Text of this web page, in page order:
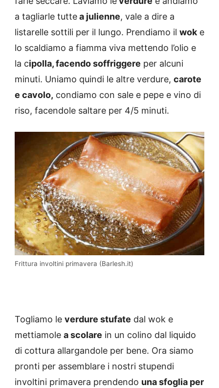
a tagliarle tuttea julienne, vale a dire a
listarelle sottili per il lungo. Prendiamo il woke
lo scaldiamo a fiamma viva mettendo l’olio e
la cipolla, facendo soffriggere per alcuni
minuti. Uniamo quindi le altre verdure, carote
e cavolo, condiamo con sale e pepe e vino di
riso, facendole saltare per 4/5 minuti.
Frittura involtini primavera (Barlesh.it)
Togliamo le verdure stufate dal wok e
mettiamole a scolare in un colino dal liquido
di cottura allargandole per bene. Ora siamo
pronti per assemblare i nostri stupendi
involtini primavera prendendo una sfoglia per